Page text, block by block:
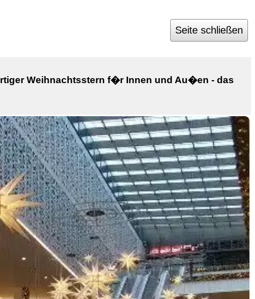
Seite schließen
Weihnachtsstern f�r Innen und Au�en - das